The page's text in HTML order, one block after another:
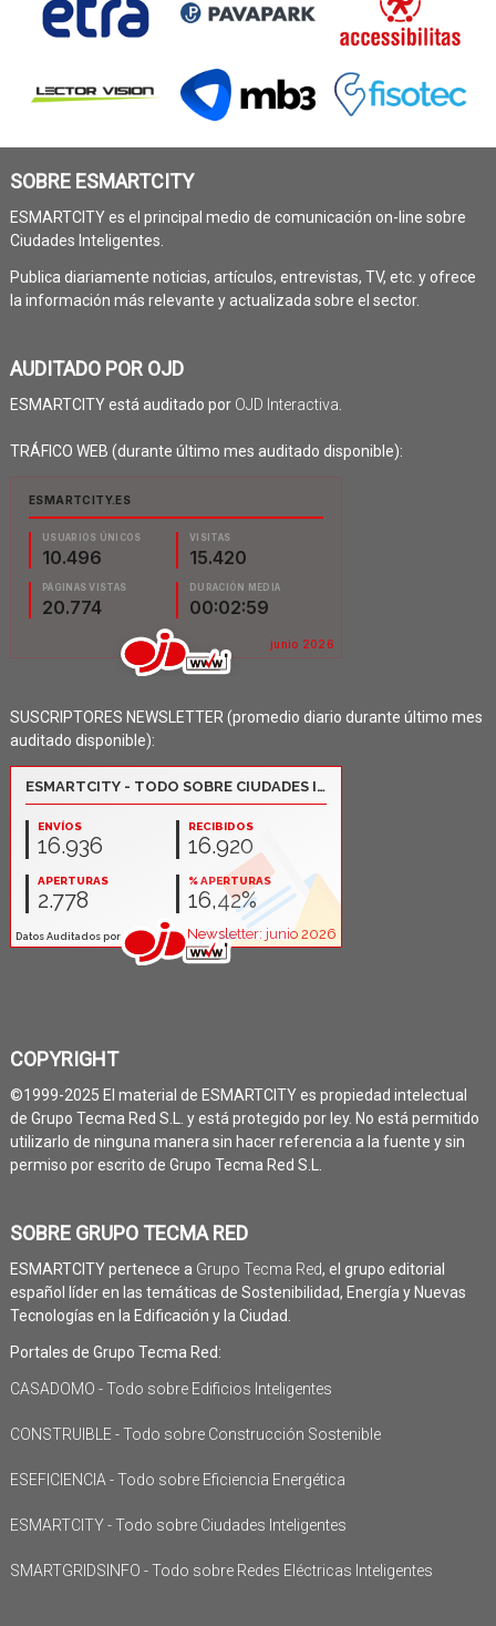
SOBRE ESMARTCITY
ESMARTCITY es el principal medio de comunicación on-line sobre
Ciudades Inteligentes.
Publica diariamente noticias, artículos, entrevistas, TV, etc. y ofrece
la información más relevante y actualizada sobre el sector.
AUDITADO POR OJD
ESMARTCITY está auditado por OJD Interactiva
TRÁFICO WEB (durante último mes auditado disponible):
SUSCRIPTORES NEWSLETTER (promedio diario durante último mes
auditado disponible):
COPYRIGHT
©1999-2025 El material de ESMARTCITY es propiedad intelectual
de Grupo Tecma Red S.L. y está protegido por ley. No está permitido
utilizarlo de ninguna manera sin hacer referencia a la fuente y sin
permiso por escrito de Grupo Tecma Red S.L.
SOBRE GRUPO TECMA RED
ESMARTCITY pertenece a Grupo Tecma Red, el grupo editorial
español líder en las temáticas de Sostenibilidad, Energía y Nuevas
Tecnologías en la Edificación y la Ciudad.
Portales de Grupo Tecma Red:
CASADOMO - Todo sobre Edificios Inteligentes
CONSTRUIBLE - Todo sobre Construcción Sostenible
ESEFICIENCIA - Todo sobre Eficiencia Energética
ESMARTCITY - Todo sobre Ciudades Inteligentes
SMARTGRIDSINFO - Todo sobre Redes Eléctricas Inteligentes